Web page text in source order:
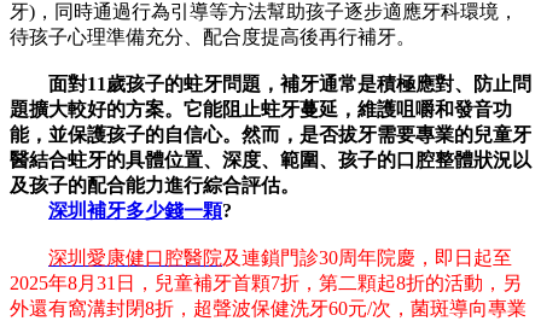
牙)，同時通過行為引導等方法幫助孩子逐步適應牙科環境，
待孩子心理準備充分、配合度提高後再行補牙。
面對11歲孩子的蛀牙問題，補牙通常是積極應對、防止問
題擴大較好的方案。它能阻止蛀牙蔓延，維護咀嚼和發音功
能，並保護孩子的自信心。然而，是否拔牙需要專業的兒童牙
醫結合蛀牙的具體位置、深度、範圍、孩子的口腔整體狀況以
及孩子的配合能力進行綜合評估。
深圳補牙多少錢一顆?
深圳愛康健口腔醫院及連鎖門診30周年院慶，即日起至
2025年8月31日，兒童補牙首顆7折，第二顆起8折的活動，另
外還有窩溝封閉8折，超聲波保健洗牙60元/次，菌斑導向專業